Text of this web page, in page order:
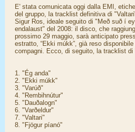
E' stata comunicata oggi dalla EMI,
del gruppo, la tracklist definitiva di
Sigur Ros, ideale seguito di "Með suð í
endalaust" del 2008: il disco, che
prossimo 29 maggio, sarà anticipato
estratto, “Ekki múkk”, già reso
compagni. Ecco, di seguito, la tracklist di
1. "Ég anda"
2. "Ekki múkk"
3. "Varúð"
4. "Rembihnútur"
5. "Dauðalogn"
6. "Varðeldur"
7. "Valtari"
8. "Fjögur píanó"